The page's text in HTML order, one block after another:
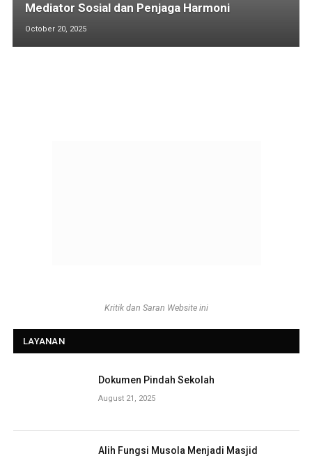
Mediator Sosial dan Penjaga Harmoni
October 20, 2025
Kritik dan Saran Website ini
LAYANAN
Dokumen Pindah Sekolah
August 21, 2025
Alih Fungsi Musola Menjadi Masjid